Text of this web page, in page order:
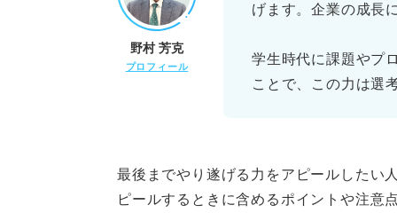
野村 芳克
プロフィール
げます。企業の成長
学生時代に課題やプ
ことで、この力は選
最後までやり遂げる力をアピールしたい
ピールするときに含めるポイントや注意